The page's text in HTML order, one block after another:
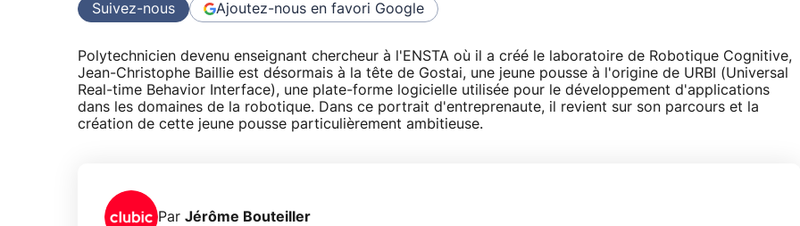
Suivez-nous Ajoutez-nous en favori Google
Polytechnicien devenu enseignant chercheur à l'ENSTA où il a créé le laboratoire de Robotique Cognitive,
Jean-Christophe Baillie est désormais à la tête de Gostai, une jeune pousse à l'origine de URBI (Universal
Real-time Behavior Interface), une plate-forme logicielle utilisée pour le développement d'applications
dans les domaines de la robotique. Dans ce portrait d'entreprenaute, il revient sur son parcours et la
création de cette jeune pousse particulièrement ambitieuse.
Par Jérôme Bouteiller